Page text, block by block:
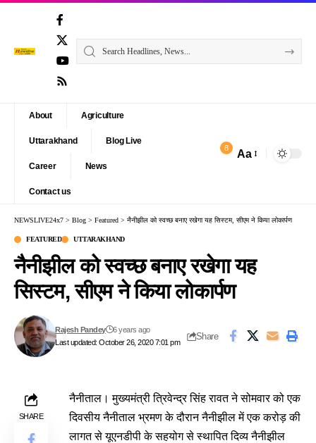
About Agriculture
Uttarakhand Blog Live
Career News
Contact us
8 Aa
NEWSLIVE24x7 > Blog > Featured > नैनीझील को स्वच्छ बनाए रखेगा यह सिस्टम, सीएम ने किया लोकार्पण
FEATURED UTTARAKHAND
नैनीझील को स्वच्छ बनाए रखेगा यह
सिस्टम, सीएम ने किया लोकार्पण
Last updated: October 26, 2020 7:01 pm
Rajesh Pandey 6 years ago
Share
SHARE
नैनीताल। मुख्यमंत्री त्रिवेन्द्र सिंह रावत ने सोमवार को एक
दिवसीय नैनीताल भ्रमण के दौरान नैनीझील में एक करोड़ की
लागत से यूएनडीपी के सहयोग से स्थापित दिव्य नैनीझील